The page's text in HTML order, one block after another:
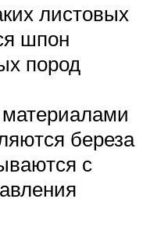
листовых
шпон
пород
береза
с